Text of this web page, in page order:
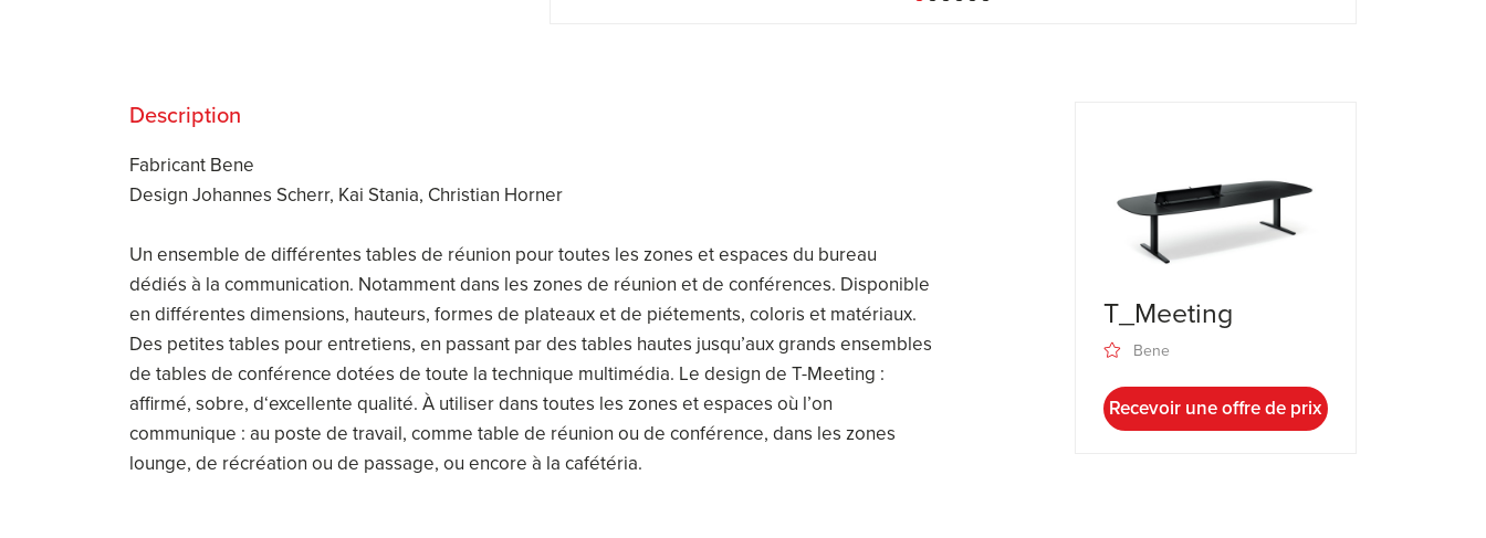
Description
Fabricant Bene
Design Johannes Scherr, Kai Stania, Christian Horner
Un ensemble de différentes tables de réunion pour toutes les zones et espaces du bureau
dédiés à la communication. Notamment dans les zones de réunion et de conférences. Disponible
en différentes dimensions, hauteurs, formes de plateaux et de piétements, coloris et matériaux.
Des petites tables pour entretiens, en passant par des tables hautes jusqu’aux grands ensembles
de tables de conférence dotées de toute la technique multimédia. Le design de T-Meeting :
affirmé, sobre, d‘excellente qualité. À utiliser dans toutes les zones et espaces où l’on
communique : au poste de travail, comme table de réunion ou de conférence, dans les zones
lounge, de récréation ou de passage, ou encore à la cafétéria.
T_Meeting
Bene
Recevoir une offre de prix